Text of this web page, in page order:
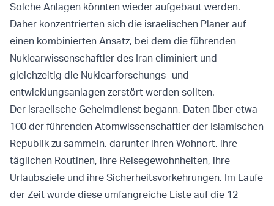
Solche Anlagen könnten wieder aufgebaut werden.
Daher konzentrierten sich die israelischen Planer auf
einen kombinierten Ansatz, bei dem die führenden
Nuklearwissenschaftler des Iran eliminiert und
gleichzeitig die Nuklearforschungs- und -
entwicklungsanlagen zerstört werden sollten.
Der israelische Geheimdienst begann, Daten über etwa
100 der führenden Atomwissenschaftler der Islamischen
Republik zu sammeln, darunter ihren Wohnort, ihre
täglichen Routinen, ihre Reisegewohnheiten, ihre
Urlaubsziele und ihre Sicherheitsvorkehrungen. Im Laufe
der Zeit wurde diese umfangreiche Liste auf die 12